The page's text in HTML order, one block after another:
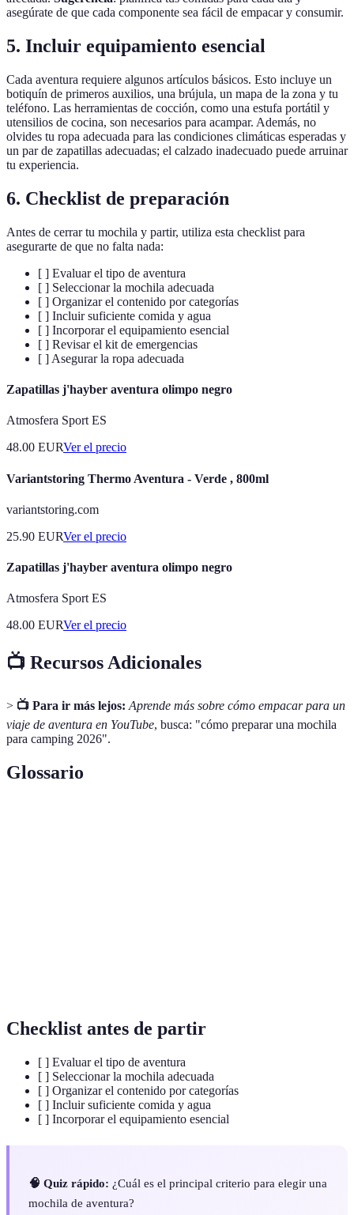
asegúrate de que cada componente sea fácil de empacar y consumir.
5. Incluir equipamiento esencial
Cada aventura requiere algunos artículos básicos. Esto incluye un
botiquín de primeros auxilios, una brújula, un mapa de la zona y tu
teléfono. Las herramientas de cocción, como una estufa portátil y
utensilios de cocina, son necesarios para acampar. Además, no
olvides tu ropa adecuada para las condiciones climáticas esperadas y
un par de zapatillas adecuadas; el calzado inadecuado puede arruinar
tu experiencia.
6. Checklist de preparación
Antes de cerrar tu mochila y partir, utiliza esta checklist para
asegurarte de que no falta nada:
[ ] Evaluar el tipo de aventura
[ ] Seleccionar la mochila adecuada
[ ] Organizar el contenido por categorías
[ ] Incluir suficiente comida y agua
[ ] Incorporar el equipamiento esencial
[ ] Revisar el kit de emergencias
[ ] Asegurar la ropa adecuada
Zapatillas j'hayber aventura olimpo negro
Atmosfera Sport ES
48.00 EURVer el precio
Variantstoring Thermo Aventura - Verde , 800ml
variantstoring.com
25.90 EURVer el precio
Zapatillas j'hayber aventura olimpo negro
Atmosfera Sport ES
48.00 EURVer el precio
📺 Recursos Adicionales
> 📺 Para ir más lejos: Aprende más sobre cómo empacar para un
viaje de aventura en YouTube, busca: "cómo preparar una mochila
para camping 2026".
Glossario
Checklist antes de partir
[ ] Evaluar el tipo de aventura
[ ] Seleccionar la mochila adecuada
[ ] Organizar el contenido por categorías
[ ] Incluir suficiente comida y agua
[ ] Incorporar el equipamiento esencial
🧠 Quiz rápido: ¿Cuál es el principal criterio para elegir una
mochila de aventura?